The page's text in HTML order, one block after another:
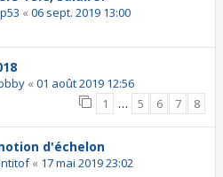
« 06 sept. 2019 13:00
« 01 août 2019 12:56
1 … 5 6 7 8
d'échelon
« 17 mai 2019 23:02